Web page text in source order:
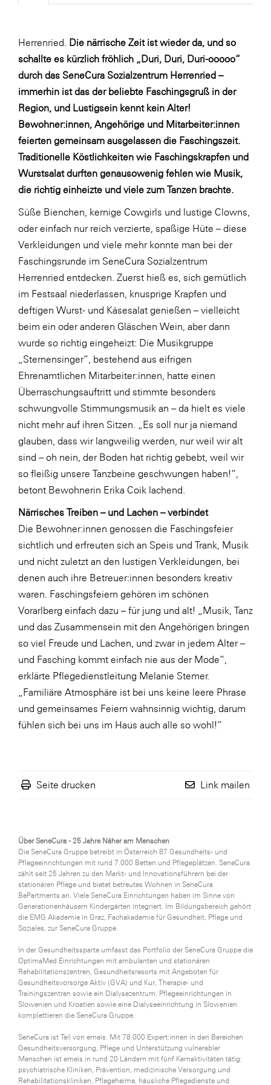
Fressnapf
FV Energierohstoff & Kraftstoff
Gardena
Gas Connect Austria
GBV - Verband gemeinnütziger
Bauvereinigungen
Getzner Werkstoffe
Heimat Österreich
ikp
Johnson & Johnson
JELD-WEN DANA
kosaplaner
LAT Nitrogen
Libro
Lidl Österreich
Die Menü-Manufaktur
MTH Retail Group
OMV
OptimaMed
PAGRO
PHH Rechtsanwält:innen
Primark
Salesforce
sebamed
SeneCura
SERVICE&MORE
SKINUANCE®
Somfy
Sony DADC
SPIEGLTEC
STIHL Tirol
Trend Micro
TAG GmbH
Wirtschaftskammer Salzburg
WKS Fachgruppe Fahrzeughandel und
WKS Fachgruppe Finanzdienstleister
WK UBIT
Zühlke
Media
Herrenried. Die närrische Zeit ist wieder da, und so
schallte es kürzlich fröhlich „Duri, Duri, Duri-ooooo“
durch das SeneCura Sozialzentrum Herrenried –
immerhin ist das der beliebte Faschingsgruß in der
Region, und Lustigsein kennt kein Alter!
Bewohner:innen, Angehörige und Mitarbeiter:innen
feierten gemeinsam ausgelassen die Faschingszeit.
Traditionelle Köstlichkeiten wie Faschingskrapfen und
Wurstsalat durften genausowenig fehlen wie Musik,
die richtig einheizte und viele zum Tanzen brachte.
Süße Bienchen, kernige Cowgirls und lustige Clowns,
oder einfach nur reich verzierte, spaßige Hüte – diese
Verkleidungen und viele mehr konnte man bei der
Faschingsrunde im SeneCura Sozialzentrum
Herrenried entdecken. Zuerst hieß es, sich gemütlich
im Festsaal niederlassen, knusprige Krapfen und
deftigen Wurst- und Käsesalat genießen – vielleicht
beim ein oder anderen Gläschen Wein, aber dann
wurde so richtig eingeheizt: Die Musikgruppe
„Sternensinger“, bestehend aus eifrigen
Ehrenamtlichen Mitarbeiter:innen, hatte einen
Überraschungsauftritt und stimmte besonders
schwungvolle Stimmungsmusik an – da hielt es viele
nicht mehr auf ihren Sitzen. „Es soll nur ja niemand
glauben, dass wir langweilig werden, nur weil wir alt
sind – oh nein, der Boden hat richtig gebebt, weil wir
so fleißig unsere Tanzbeine geschwungen haben!“,
betont Bewohnerin Erika Coik lachend.
Närrisches Treiben – und Lachen – verbindet
Die Bewohner:innen genossen die Faschingsfeier
sichtlich und erfreuten sich an Speis und Trank, Musik
und nicht zuletzt an den lustigen Verkleidungen, bei
denen auch ihre Betreuer:innen besonders kreativ
waren. Faschingsfeiern gehören im schönen
Vorarlberg einfach dazu – für jung und alt! „Musik, Tanz
und das Zusammensein mit den Angehörigen bringen
so viel Freude und Lachen, und zwar in jedem Alter –
und Fasching kommt einfach nie aus der Mode“,
erklärte Pflegedienstleitung Melanie Stemer.
„Familiäre Atmosphäre ist bei uns keine leere Phrase
und gemeinsames Feiern wahnsinnig wichtig, darum
fühlen sich bei uns im Haus auch alle so wohl!“
Seite drucken Link mailen
Über SeneCura - 25 Jahre Näher am Menschen
Die SeneCura Gruppe betreibt in Österreich 87 Gesundheits- und
Pflegeeinrichtungen mit rund 7.000 Betten und Pflegeplätzen. SeneCura
zählt seit 25 Jahren zu den Markt- und Innovationsführern bei der
stationären Pflege und bietet betreutes Wohnen in SeneCura
BePartments an. Viele SeneCura Einrichtungen haben im Sinne von
Generationenhäusern Kindergärten integriert. Im Bildungsbereich gehört
die EMG Akademie in Graz, Fachakademie für Gesundheit, Pflege und
Soziales, zur SeneCura Gruppe.
In der Gesundheitssparte umfasst das Portfolio der SeneCura Gruppe die
OptimaMed Einrichtungen mit ambulanten und stationären
Rehabilitationszentren, Gesundheitsresorts mit Angeboten für
Gesundheitsvorsorge Aktiv (GVA) und Kur, Therapie- und
Trainingszentren sowie ein Dialysezentrum. Pflegeeinrichtungen in
Slowenien und Kroatien sowie eine Dialyseeinrichtung in Slowenien
komplettieren die SeneCura Gruppe.
SeneCura ist Teil von emeis. Mit 78.000 Expert:innen in den Bereichen
Gesundheitsversorgung, Pflege und Unterstützung vulnerabler
Menschen ist emeis in rund 20 Ländern mit fünf Kernaktivitäten tätig:
psychiatrische Kliniken, Prävention, medizinische Versorgung und
Rehabilitationskliniken, Pflegeheime, häusliche Pflegedienste und